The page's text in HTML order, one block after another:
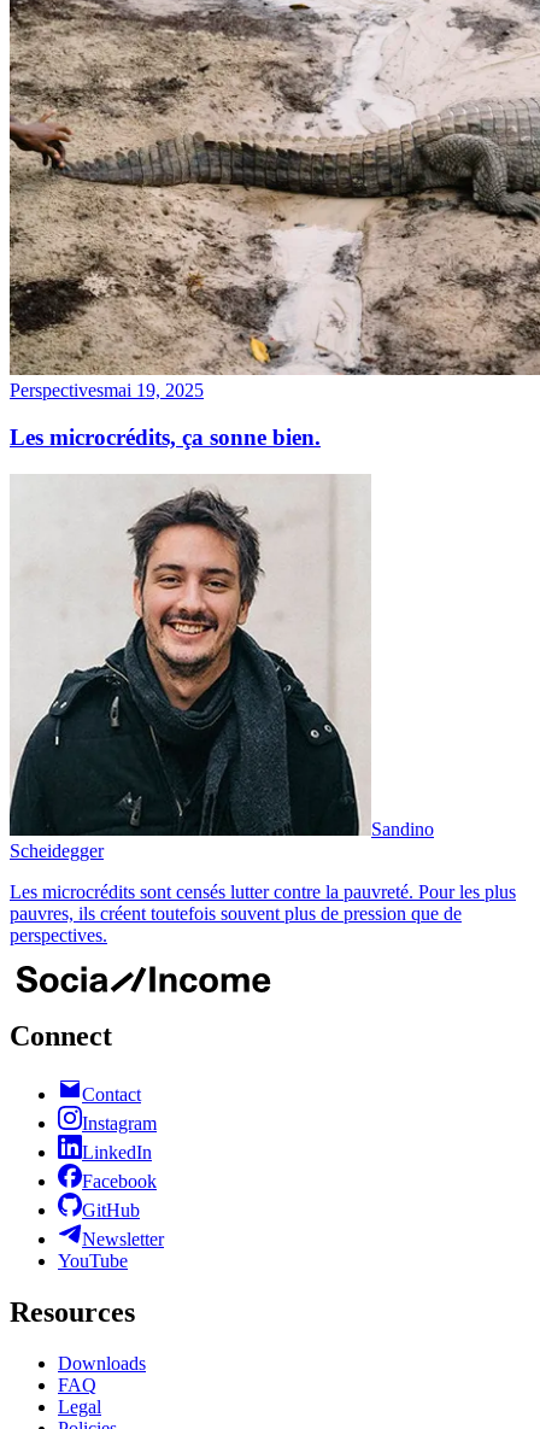
Perspectivesmai 19, 2025
Les microcrédits, ça sonne bien.
Sandino
Scheidegger
Les microcrédits sont censés lutter contre la pauvreté. Pour les plus
pauvres, ils créent toutefois souvent plus de pression que de
perspectives.
Connect
Contact
Instagram
LinkedIn
Facebook
GitHub
Newsletter
YouTube
Resources
Downloads
FAQ
Legal